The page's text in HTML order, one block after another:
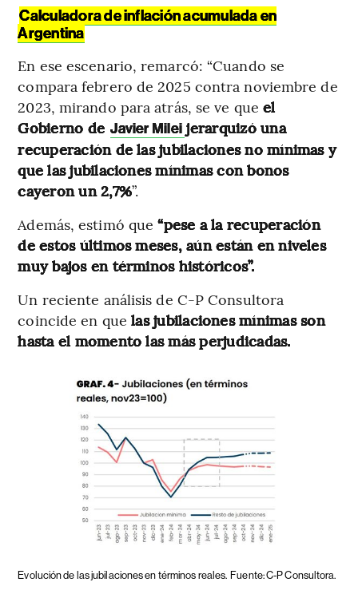
Calculadora de inflación acumulada en
Argentina
En ese escenario, remarcó: “Cuando se
compara febrero de 2025 contra noviembre de
2023, mirando para atrás, se ve que el
Gobierno de Javier Milei jerarquizó una
recuperación de las jubilaciones no mínimas y
que las jubilaciones mínimas con bonos
cayeron un 2,7%”.
Además, estimó que“pese a la recuperación
de estos últimos meses, aún están en niveles
muy bajos en términos históricos”.
Un reciente análisis de C-P Consultora
coincide en que las jubilaciones mínimas son
hasta el momento las más perjudicadas.
Evolución de las jubilaciones en términos reales. Fuente: C-P Consultora.